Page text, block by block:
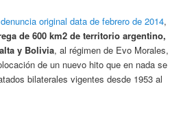
original data de febrero de 2014,
de 600 km2 de territorio argentino,
y Bolivia, al régimen de Evo Morales,
de un nuevo hito que en nada se
bilaterales vigentes desde 1953 al